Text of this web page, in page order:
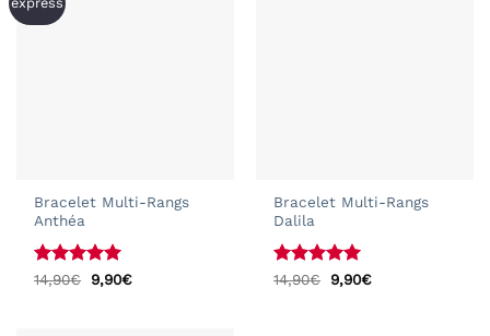
Bracelet Multi-Rangs
Anthéa
Note5
sur
14,90€
Le
prix
9,90€Le
Bracelet Multi-Rangs
Dalila
Note5
sur
14,90€
Le
prix
9,90€Le